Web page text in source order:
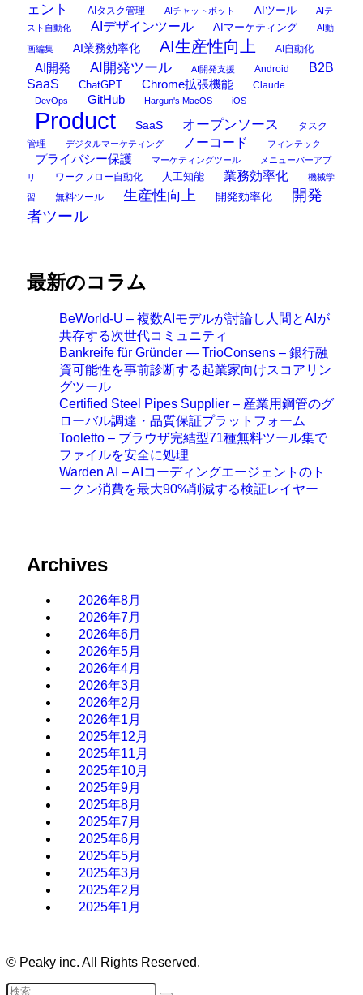
ェント
AIタスク管理 AIチャットボット AIツール
AIテ
スト自動化
AIデザインツール AIマーケティング AI動
画編集 AI業務効率化 AI生産性向上 AI自動化
AI開発 AI開発ツール AI開発支援 Android
B2B
SaaS
ChatGPT Chrome拡張機能 Claude
DevOps GitHub Hargun's MacOS iOS
Product SaaS オープンソース
タスク
管理
デジタルマーケティング ノーコード フィンテック
プライバシー保護 マーケティングツール
メニューバーアプ
リ
ワークフロー自動化 人工知能 業務効率化 機械学
習 無料ツール 生産性向上 開発効率化
開発
者ツール
最新のコラム
BeWorld-U – 複数AIモデルが討論し人間とAIが
共存する次世代コミュニティ
Bankreife für Gründer — TrioConsens – 銀行融
資可能性を事前診断する起業家向けスコアリン
グツール
Certified Steel Pipes Supplier – 産業用鋼管のグ
ローバル調達・品質保証プラットフォーム
Tooletto – ブラウザ完結型71種無料ツール集で
ファイルを安全に処理
Warden AI – AIコーディングエージェントのト
ークン消費を最大90%削減する検証レイヤー
Archives
2026年8月
2026年7月
2026年6月
2026年5月
2026年4月
2026年3月
2026年2月
2026年1月
2025年12月
2025年11月
2025年10月
2025年9月
2025年8月
2025年7月
2025年6月
2025年5月
2025年3月
2025年2月
2025年1月
© Peaky inc. All Rights Reserved.